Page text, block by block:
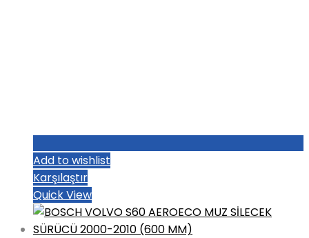
Add to wishlist
Karşılaştır
Quick View